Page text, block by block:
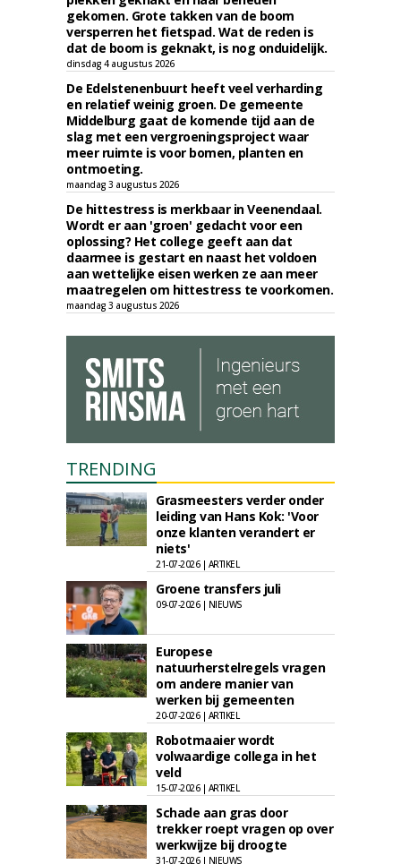
gekomen. Grote takken van de boom
versperren het fietspad. Wat de reden is
dat de boom is geknakt, is nog onduidelijk.
dinsdag 4 augustus 2026
De Edelstenenbuurt heeft veel verharding
en relatief weinig groen. De gemeente
Middelburg gaat de komende tijd aan de
slag met een vergroeningsproject waar
meer ruimte is voor bomen, planten en
ontmoeting.
maandag 3 augustus 2026
De hittestress is merkbaar in Veenendaal.
Wordt er aan 'groen' gedacht voor een
oplossing? Het college geeft aan dat
daarmee is gestart en naast het voldoen
aan wettelijke eisen werken ze aan meer
maatregelen om hittestress te voorkomen.
maandag 3 augustus 2026
TRENDING
Grasmeesters verder onder
leiding van Hans Kok: 'Voor
onze klanten verandert er
niets'
21-07-2026 | ARTIKEL
Groene transfers juli
09-07-2026 | NIEUWS
Europese
natuurherstelregels vragen
om andere manier van
werken bij gemeenten
20-07-2026 | ARTIKEL
Robotmaaier wordt
volwaardige collega in het
veld
15-07-2026 | ARTIKEL
Schade aan gras door
trekker roept vragen op over
werkwijze bij droogte
31-07-2026 | NIEUWS